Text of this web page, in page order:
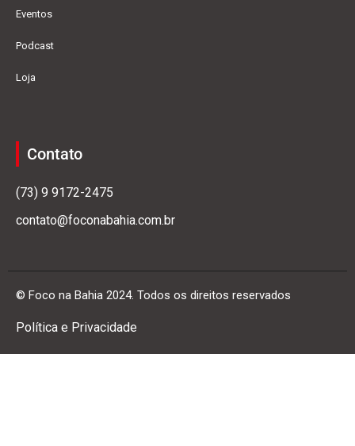
Eventos
Podcast
Loja
Contato
(73) 9 9172-2475
contato@foconabahia.com.br
© Foco na Bahia 2024. Todos os direitos reservados
Política e Privacidade